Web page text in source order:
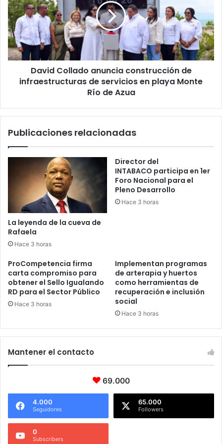
construcción
de
infraestructuras
de
servicios
en
Monte
Azua
David Collado anuncia construcción de
infraestructuras de servicios en playa Monte
Río de Azua
Publicaciones relacionadas
La leyenda de la cueva de
Rafaela
Hace 3 horas
Director del
INTABACO participa en 1er
Foro Nacional para el
Pleno Desarrollo
Hace 3 horas
ProCompetencia firma
carta compromiso para
obtener el Sello Igualando
RD para el Sector Público
Hace 3 horas
Implementan programas
de arterapia y huertos
como herramientas de
recuperación e inclusión
social
Hace 3 horas
Mantener el contacto
69.000
4.000
Seguidores
65.000
Followers
0
Subscribers